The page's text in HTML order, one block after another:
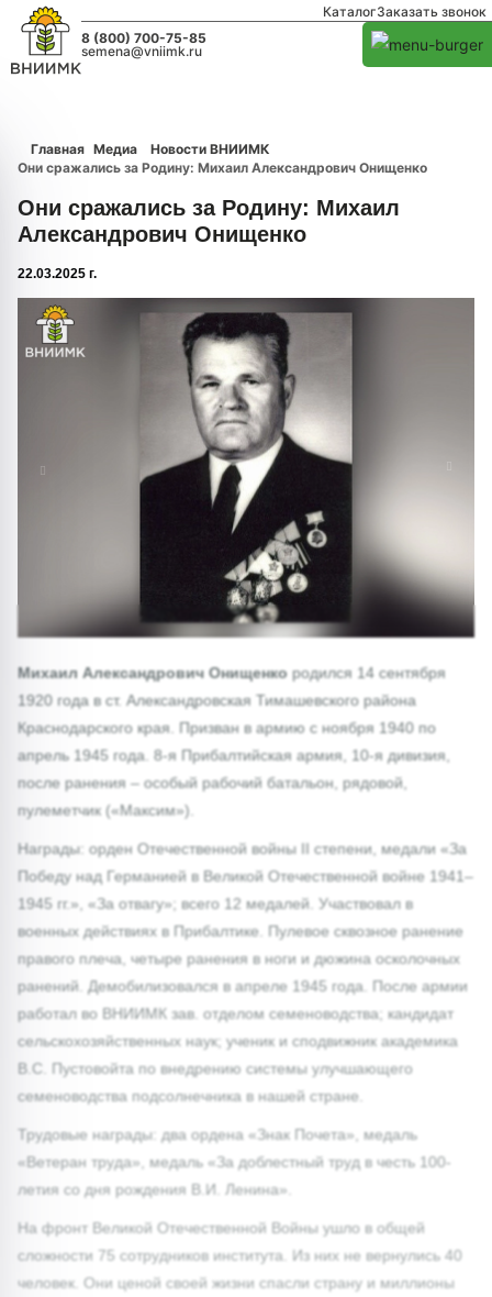
КаталогЗаказать звонок
8 (800) 700-75-85
semena@vniimk.ru
Главная Медиа
Новости ВНИИМК
Они сражались за Родину: Михаил Александрович Онищенко
Они сражались за Родину: Михаил
Александрович Онищенко
22.03.2025 г.
1/0
Михаил Александрович Онищенко родился 14 сентября
1920 года в ст. Александровская Тимашевского района
Краснодарского края. Призван в армию с ноября 1940 по
апрель 1945 года. 8-я Прибалтийская армия, 10-я дивизия,
после ранения – особый рабочий батальон, рядовой,
пулеметчик («Максим»).
Награды: орден Отечественной войны II степени, медали «За
Победу над Германией в Великой Отечественной войне 1941–
1945 гг.», «За отвагу»; всего 12 медалей. Участвовал в
военных действиях в Прибалтике. Пулевое сквозное ранение
правого плеча, четыре ранения в ноги и дюжина осколочных
ранений. Демобилизовался в апреле 1945 года. После армии
работал во ВНИИМК зав. отделом семеноводства; кандидат
сельскохозяйственных наук; ученик и сподвижник академика
В.С. Пустовойта по внедрению системы улучшающего
семеноводства подсолнечника в нашей стране.
Трудовые награды: два ордена «Знак Почета», медаль
«Ветеран труда», медаль «За доблестный труд в честь 100-
летия со дня рождения В.И. Ленина».
На фронт Великой Отечественной Войны ушло в общей
сложности 75 сотрудников института. Из них не вернулись 40
человек. Они ценой своей жизни спасли страну и миллионы